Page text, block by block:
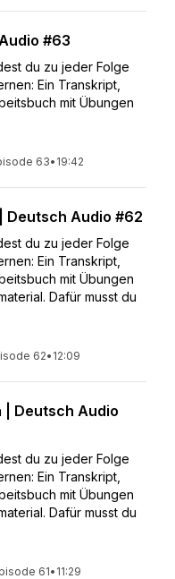
#63
du zu jeder Folge
Ein Transkript,
mit Übungen
63• 19:42
Deutsch Audio #62
du zu jeder Folge
Ein Transkript,
mit Übungen
Dafür musst du
62• 12:09
| Deutsch Audio
du zu jeder Folge
Ein Transkript,
mit Übungen
Dafür musst du
61• 11:29